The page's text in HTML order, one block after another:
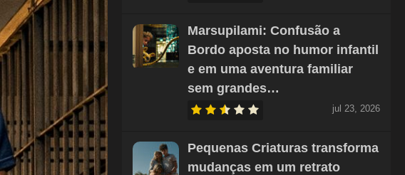
Marsupilami: Confusão a
Bordo aposta no humor infantil
e em uma aventura familiar
sem grandes…
jul 23, 2026
Pequenas Criaturas transforma
mudanças em um retrato